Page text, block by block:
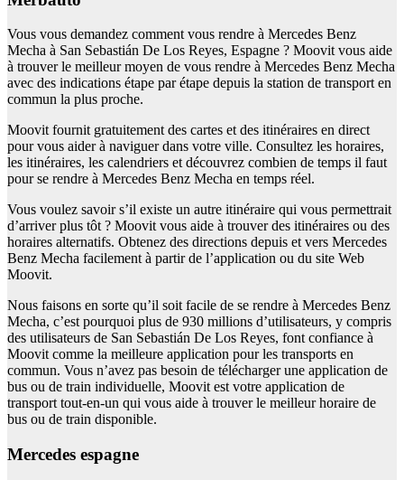
Vous vous demandez comment vous rendre à Mercedes Benz
Mecha à San Sebastián De Los Reyes, Espagne ? Moovit vous aide
à trouver le meilleur moyen de vous rendre à Mercedes Benz Mecha
avec des indications étape par étape depuis la station de transport en
commun la plus proche.
Moovit fournit gratuitement des cartes et des itinéraires en direct
pour vous aider à naviguer dans votre ville. Consultez les horaires,
les itinéraires, les calendriers et découvrez combien de temps il faut
pour se rendre à Mercedes Benz Mecha en temps réel.
Vous voulez savoir s’il existe un autre itinéraire qui vous permettrait
d’arriver plus tôt ? Moovit vous aide à trouver des itinéraires ou des
horaires alternatifs. Obtenez des directions depuis et vers Mercedes
Benz Mecha facilement à partir de l’application ou du site Web
Moovit.
Nous faisons en sorte qu’il soit facile de se rendre à Mercedes Benz
Mecha, c’est pourquoi plus de 930 millions d’utilisateurs, y compris
des utilisateurs de San Sebastián De Los Reyes, font confiance à
Moovit comme la meilleure application pour les transports en
commun. Vous n’avez pas besoin de télécharger une application de
bus ou de train individuelle, Moovit est votre application de
transport tout-en-un qui vous aide à trouver le meilleur horaire de
bus ou de train disponible.
mercedes espagne